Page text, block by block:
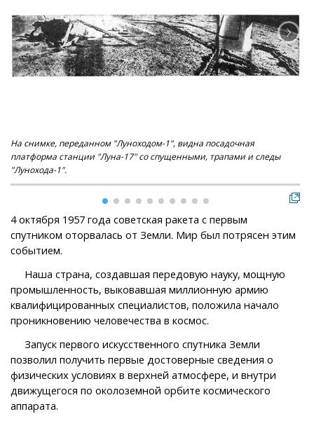
На снимке, переданном "Луноходом-1", видна посадочная
платформа станции "Луна-17" со спущенными, трапами и следы
"Лунохода-1".
4 октября 1957 года советская ракета с первым
спутником оторвалась от Земли. Мир был потрясен этим
событием.
Наша страна, создавшая передовую науку, мощную
промышленность, выковавшая миллионную армию
квалифицированных специалистов, положила начало
проникновению человечества в космос.
Запуск первого искусственного спутника Земли
позволил получить первые достоверные сведения о
физических условиях в верхней атмосфере, и внутри
движущегося по околоземной орбите космического
аппарата.